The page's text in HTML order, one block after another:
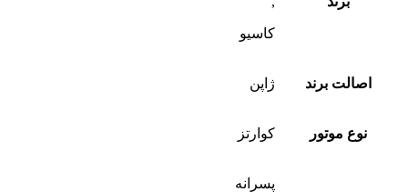
کاسیو
اصالت برند ژاپن
نوع موتور کوارتز
پسرانه